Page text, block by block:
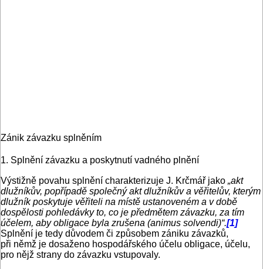
Zánik závazku splněním
1. Splnění závazku a poskytnutí vadného plnění
Výstižně povahu splnění charakterizuje J. Krčmář jako „akt
dlužníkův, popřípadě společný akt dlužníkův a věřitelův, kterým
dlužník poskytuje věřiteli na místě ustanoveném a v době
dospělosti pohledávky to, co je předmětem závazku, za tím
účelem, aby obligace byla zrušena (animus solvendi)“.[1]
Splnění je tedy důvodem či způsobem zániku závazků,
při němž je dosaženo hospodářského účelu obligace, účelu,
pro nějž strany do závazku vstupovaly.